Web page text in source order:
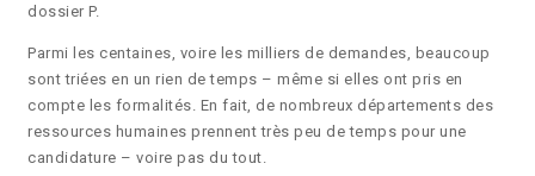
dossier P.
Parmi les centaines, voire les milliers de demandes, beaucoup
sont triées en un rien de temps – même si elles ont pris en
compte les formalités. En fait, de nombreux départements des
ressources humaines prennent très peu de temps pour une
candidature – voire pas du tout.